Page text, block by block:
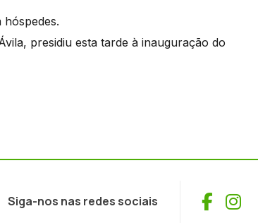
presidiu esta tarde à inauguração do
Siga-nos nas redes sociais